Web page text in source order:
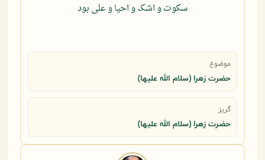
سکوت و اشک و احیا و علی بود
موضوع
حضرت زهرا (سلام الله علیها)
گریز
حضرت زهرا (سلام الله علیها)